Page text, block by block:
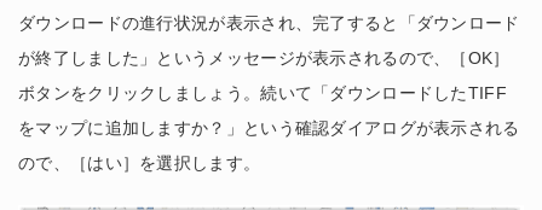
ダウンロードの進行状況が表示され、完了すると「ダウンロード
が終了しました」というメッセージが表示されるので、［OK］
ボタンをクリックしましょう。続いて「ダウンロードしたTIFF
をマップに追加しますか？」という確認ダイアログが表示される
ので、［はい］を選択します。